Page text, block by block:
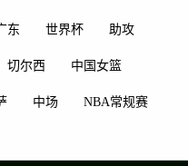
东 世界杯 助攻
切尔西 中国女篮
中场 NBA常规赛